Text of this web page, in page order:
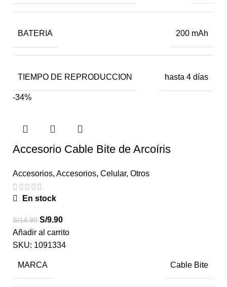
BATERIA 200 mAh
TIEMPO DE REPRODUCCION hasta 4 días
-34%
Accesorio Cable Bite de Arcoíris
Accesorios, Accesorios, Celular, Otros
En stock
S/14.90 S/9.90
Añadir al carrito
SKU: 1091334
MARCA Cable Bite